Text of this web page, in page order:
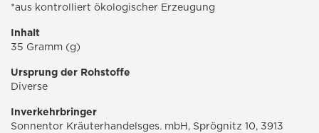
*aus kontrolliert ökologischer Erzeugung
Inhalt
35 Gramm (g)
Ursprung der Rohstoffe
Diverse
Inverkehrbringer
Sonnentor Kräuterhandelsges. mbH, Sprögnitz 10, 3913